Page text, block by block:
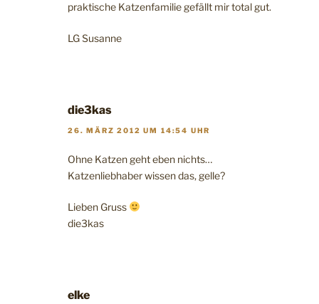
praktische Katzenfamilie gefällt mir total gut.
LG Susanne
die3kas
26. MÄRZ 2012 UM 14:54 UHR
Ohne Katzen geht eben nichts…
Katzenliebhaber wissen das, gelle?
Lieben Gruss
die3kas
elke